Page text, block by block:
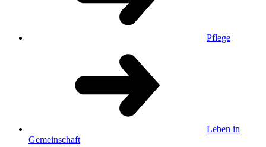
Pflege
Leben in
Gemeinschaft